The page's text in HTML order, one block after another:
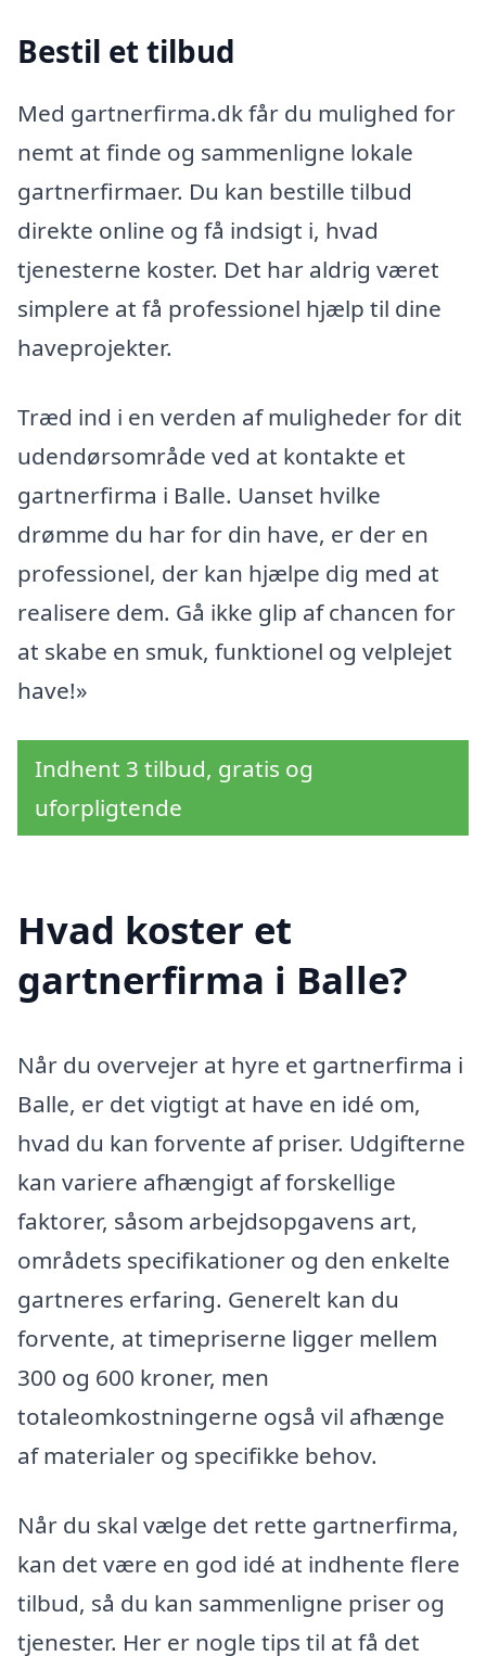
Bestil et tilbud
Med gartnerfirma.dk får du mulighed for
nemt at finde og sammenligne lokale
gartnerfirmaer. Du kan bestille tilbud
direkte online og få indsigt i, hvad
tjenesterne koster. Det har aldrig været
simplere at få professionel hjælp til dine
haveprojekter.
Træd ind i en verden af muligheder for dit
udendørsområde ved at kontakte et
gartnerfirma i Balle. Uanset hvilke
drømme du har for din have, er der en
professionel, der kan hjælpe dig med at
realisere dem. Gå ikke glip af chancen for
at skabe en smuk, funktionel og velplejet
have!»
Indhent 3 tilbud, gratis og
uforpligtende
Hvad koster et
gartnerfirma i Balle?
Når du overvejer at hyre et gartnerfirma i
Balle, er det vigtigt at have en idé om,
hvad du kan forvente af priser. Udgifterne
kan variere afhængigt af forskellige
faktorer, såsom arbejdsopgavens art,
områdets specifikationer og den enkelte
gartneres erfaring. Generelt kan du
forvente, at timepriserne ligger mellem
300 og 600 kroner, men
totaleomkostningerne også vil afhænge
af materialer og specifikke behov.
Når du skal vælge det rette gartnerfirma,
kan det være en god idé at indhente flere
tilbud, så du kan sammenligne priser og
tjenester. Her er nogle tips til at få det